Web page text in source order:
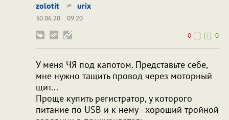
zolotit urix
30.06.20
09:20
0
0
У меня ЧЯ под капотом. Представьте себе,
мне нужно тащить провод через моторный
щит...
Проще купить регистратор, у которого
питание по USB и к нему - хороший тройной